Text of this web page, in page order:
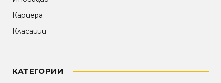
Кариера
Класации
КАТЕГОРИИ